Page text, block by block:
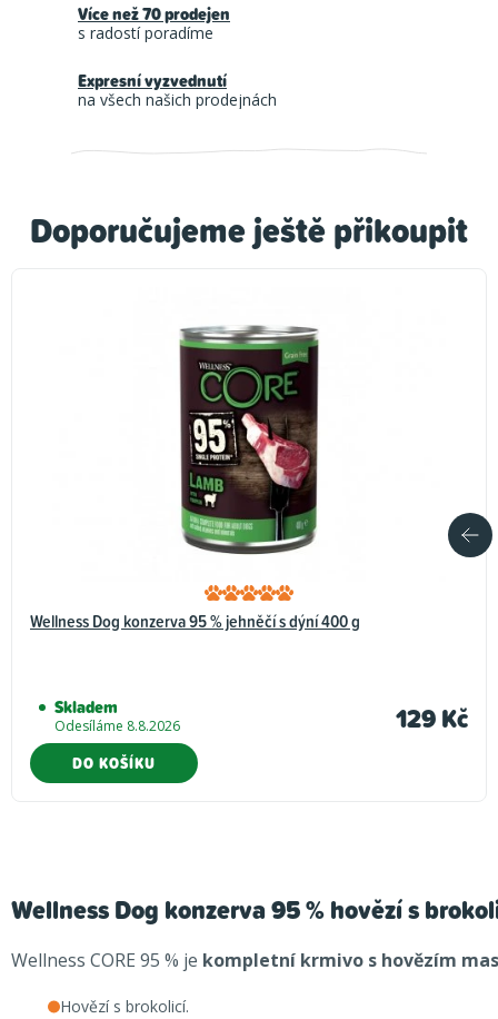
Doporučujeme ještě přikoupit
Wellness Dog konzerva 95 % jehněčí s dýní 400 g
Skladem
Odesíláme 8.8.2026 129 Kč
DO KOŠÍKU
Více než 70 prodejen
s radostí poradíme
Expresní vyzvednutí
na všech našich prodejnách
Wellness Dog konzerva 95 % hovězí s
Wellness CORE 95 % je kompletní krmivo s hovězím
Hovězí s brokolicí.